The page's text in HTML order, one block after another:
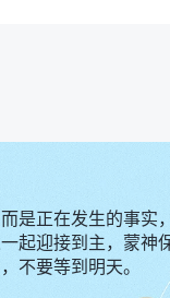
是正在发生的事实，
起迎接到主，蒙神
不要等到明天。